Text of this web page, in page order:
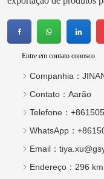
papel…
Entre em contato conosco
Companhia：
Contato： Aarão
Telefone：
WhatsApp：
Email：
Endereço： 296